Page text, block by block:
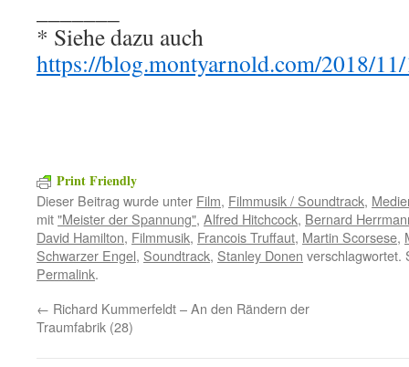
* Siehe dazu auch
https://blog.montyarnold.com/2018/
Print Friendly
Dieser Beitrag wurde unter Film, Filmmusik / Soundtrack,
mit"Meister der Spannung", Alfred Hitchcock, Bernard
David Hamilton, Filmmusik, Francois Truffaut, Martin Scorsese,
Schwarzer Engel, Soundtrack, Stanley Donen verschlagwortet.
Permalink.
← Richard Kummerfeldt – An den Rändern der
Traumfabrik (28)